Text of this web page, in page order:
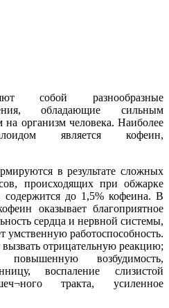
собой разнообразные
обладающие сильным
на организм человека. Наиболее
является кофеин,
в результате сложных
происходящих при обжарке
до 1,5% кофеина. В
оказывает благоприятное
сердца и нервной системы,
умственную работоспособность.
отрицательную реакцию;
повышенную возбудимость,
воспаление слизистой
тракта, усиленное